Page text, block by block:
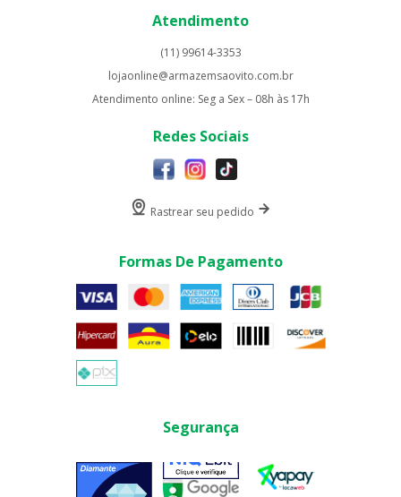
Atendimento
(11) 99614-3353
lojaonline@armazemsaovito.com.br
Atendimento online: Seg a Sex – 08h às 17h
Redes Sociais
Rastrear seu pedido
Formas De Pagamento
Segurança